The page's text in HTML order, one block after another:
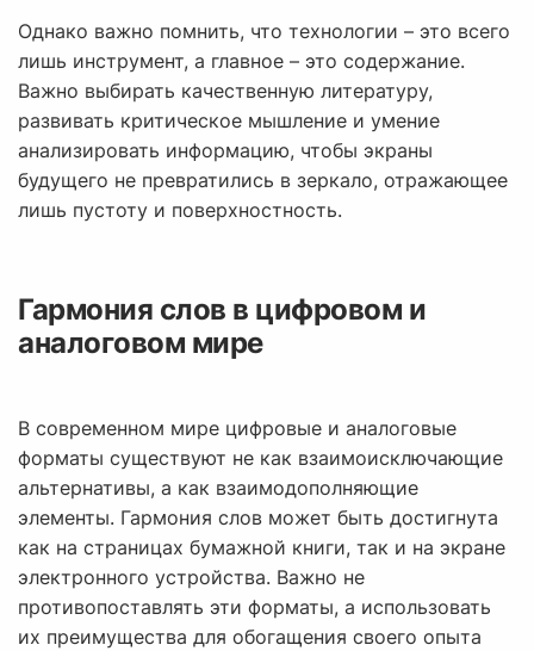
Однако важно помнить, что технологии – это всего
лишь инструмент, а главное – это содержание.
Важно выбирать качественную литературу,
развивать критическое мышление и умение
анализировать информацию, чтобы экраны
будущего не превратились в зеркало, отражающее
лишь пустоту и поверхностность.
Гармония слов в цифровом и
аналоговом мире
В современном мире цифровые и аналоговые
форматы существуют не как взаимоисключающие
альтернативы, а как взаимодополняющие
элементы. Гармония слов может быть достигнута
как на страницах бумажной книги, так и на экране
электронного устройства. Важно не
противопоставлять эти форматы, а использовать
их преимущества для обогащения своего опыта